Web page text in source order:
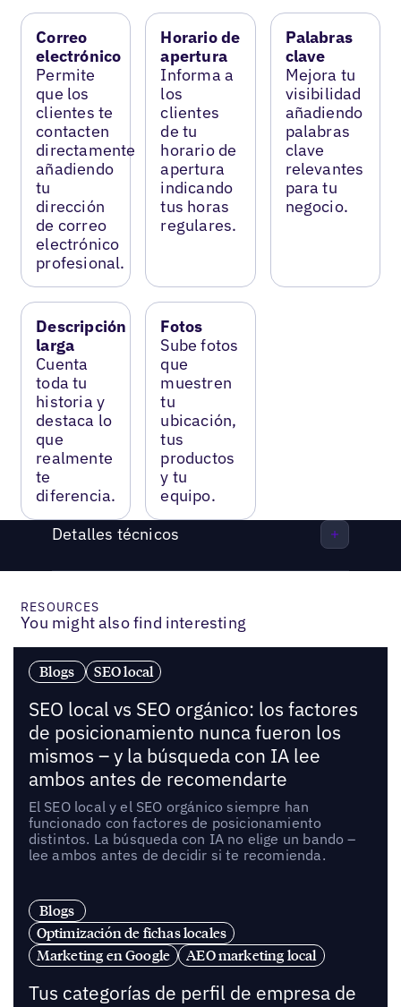
Correo
electrónico
Permite
que los
clientes te
contacten
directamente
añadiendo
tu
dirección
de correo
electrónico
profesional.
Horario de
apertura
Informa a
los
clientes
de tu
horario de
apertura
indicando
tus horas
regulares.
Palabras
clave
Mejora tu
visibilidad
añadiendo
palabras
clave
relevantes
para tu
negocio.
Descripción
larga
Cuenta
toda tu
historia y
destaca lo
que
realmente
te
diferencia.
Fotos
Sube fotos
que
muestren
tu
ubicación,
tus
productos
y tu
equipo.
Detalles técnicos
RESOURCES
You might also find interesting
Blogs SEO local
SEO local vs SEO orgánico: los factores
de posicionamiento nunca fueron los
mismos – y la búsqueda con IA lee
ambos antes de recomendarte
El SEO local y el SEO orgánico siempre han
funcionado con factores de posicionamiento
distintos. La búsqueda con IA no elige un bando –
lee ambos antes de decidir si te recomienda.
Blogs
Optimización de fichas locales
Marketing en Google
AEO marketing local
Tus categorías de perfil de empresa de